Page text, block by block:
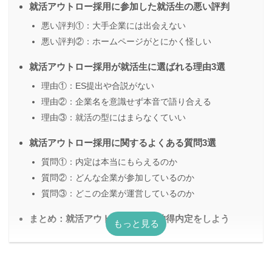
就活アウトロー採用に参加した就活生の悪い評判
悪い評判①：大手企業には出会えない
悪い評判②：ホームページがとにかく怪しい
就活アウトロー採用が就活生に選ばれる理由3選
理由①：ES提出や合説がない
理由②：企業名を意識せず本音で語り合える
理由③：就活の型にはまらなくていい
就活アウトロー採用に関するよくある質問3選
質問①：内定は本当にもらえるのか
質問②：どんな企業が参加しているのか
質問③：どこの企業が運営しているのか
まとめ：就活アウトロー採用で納得内定をしよう